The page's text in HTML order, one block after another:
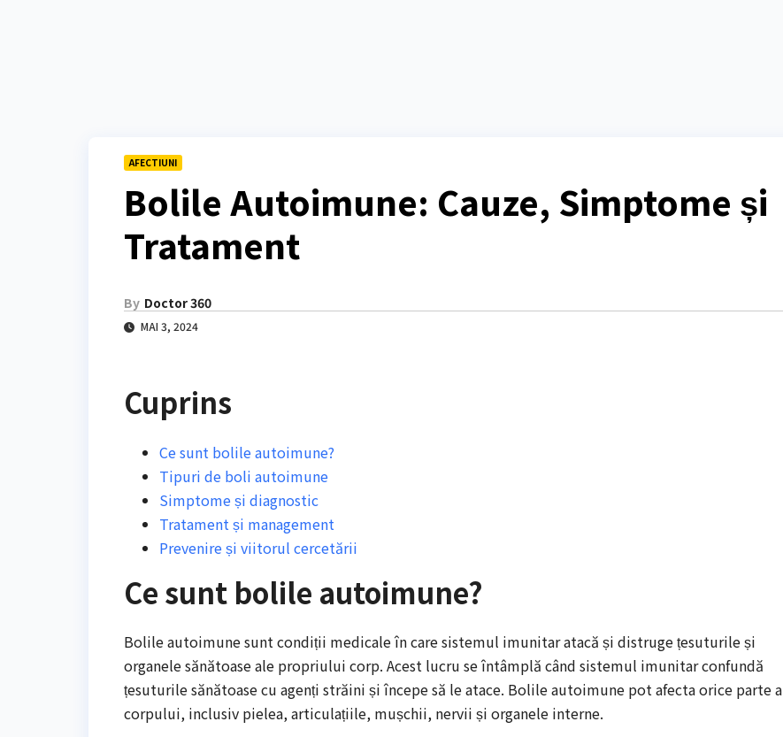
AFECTIUNI
Bolile Autoimune: Cauze, Simptome și
Tratament
By Doctor 360
MAI 3, 2024
Cuprins
Ce sunt bolile autoimune?
Tipuri de boli autoimune
Simptome și diagnostic
Tratament și management
Prevenire și viitorul cercetării
Ce sunt bolile autoimune?
Bolile autoimune sunt condiții medicale în care sistemul imunitar atacă și distruge țesuturile și
organele sănătoase ale propriului corp. Acest lucru se întâmplă când sistemul imunitar confundă
țesuturile sănătoase cu agenți străini și începe să le atace. Bolile autoimune pot afecta orice parte a
corpului, inclusiv pielea, articulațiile, mușchii, nervii și organele interne.